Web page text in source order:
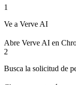
1
Ve a Verve AI
Abre Verve AI en
2
Busca la solicitud de